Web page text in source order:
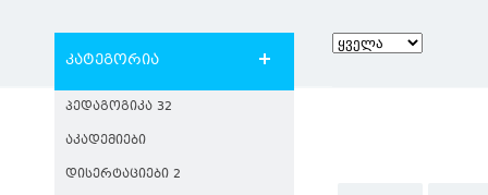
კატეგორია
ᲞᲔᲓᲐᲒᲝᲒᲘᲙᲐ 32
ᲐᲙᲐᲓᲔᲛᲘᲔᲑᲘ
ᲓᲘᲡᲔᲠᲢᲐᲪᲘᲔᲑᲘ 2